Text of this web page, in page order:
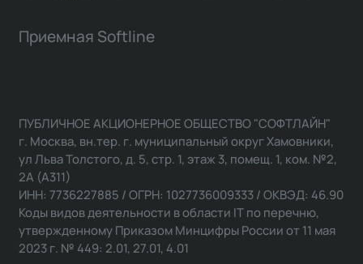
Приемная Softline
ПУБЛИЧНОЕ АКЦИОНЕРНОЕ ОБЩЕСТВО "СОФТЛАЙН"
г. Москва, вн.тер. г. муниципальный округ Хамовники,
ул Льва Толстого, д. 5, стр. 1, этаж 3, помещ. 1, ком. №2,
2А (А311)
ИНН: 7736227885 / ОГРН: 1027736009333 / ОКВЭД: 46.90
Коды видов деятельности в области IT по перечню,
утвержденному Приказом Минцифры России от 11 мая
2023 г. № 449: 2.01, 27.01, 4.01